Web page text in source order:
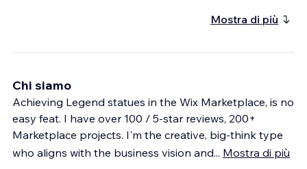
Mostra di più
Chi siamo
Achieving Legend statues in the Wix Marketplace, is no
easy feat. I have over 100 / 5-star reviews, 200+
Marketplace projects. I'm the creative, big-think type
who aligns with the business vision and... Mostra di più